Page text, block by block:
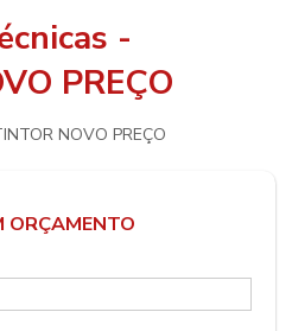
-
PREÇO
NOVO PREÇO
ORÇAMENTO